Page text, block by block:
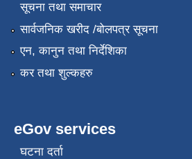
सूचना तथा समाचार
सार्वजनिक खरीद /बोलपत्र सूचना
एन, कानुन तथा निर्देशिका
कर तथा शुल्कहरु
eGov services
घटना दर्ता